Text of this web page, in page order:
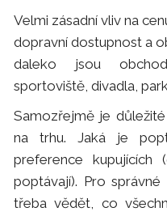
Velmi zásadní vliv na
dopravní dostupnost a
daleko jsou
sportoviště, divadla,
Samozřejmě je
na trhu. Jaká je
preference
poptávají). Pro
třeba vědět, co